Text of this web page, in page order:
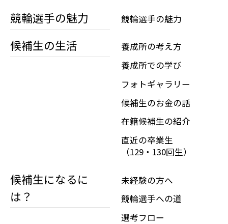
競輪選手の魅力 競輪選手の魅力
候補生の生活
養成所の考え方
養成所での学び
フォトギャラリー
候補生のお金の話
在籍候補生の紹介
直近の卒業生
（129・130回生）
候補生になるに
は？
未経験の方へ
競輪選手への道
選考フロー